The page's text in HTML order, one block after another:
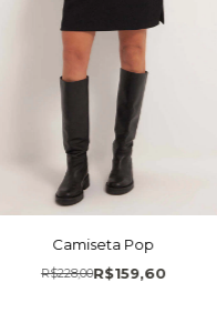
Camiseta Pop
R$159,60
R$228,00